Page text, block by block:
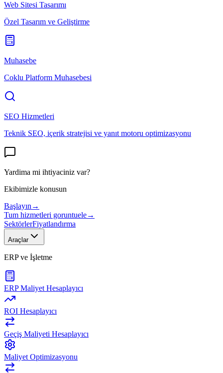
Web Sitesi Tasarımı
Özel Tasarım ve Geliştirme
Muhasebe
Coklu Platform Muhasebesi
SEO Hizmetleri
Teknik SEO, içerik stratejisi ve yanıt motoru optimizasyonu
Yardima mi ihtiyaciniz var?
Ekibimizle konusun
Başlayın →
Tum hizmetleri goruntuele→
SektörlerFiyatlandırma
Araçlar
ERP ve İşletme
ERP Maliyet Hesaplayıcı
ROI Hesaplayıcı
Geçiş Maliyeti Hesaplayıcı
Maliyet Optimizasyonu